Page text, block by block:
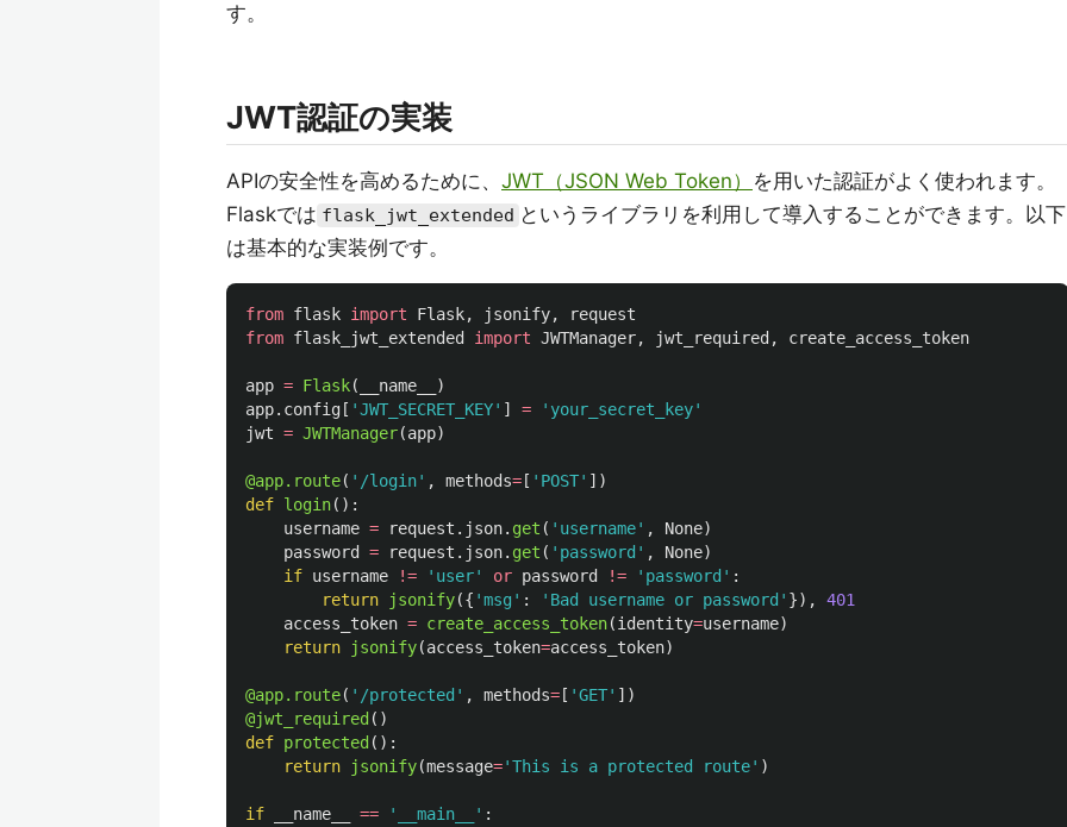
す。
JWT認証の実装
APIの安全性を高めるために、 JWT（JSON Web Token） を用いた認証がよく使われます。
Flaskでは flask_jwt_extended というライブラリを利用して導入することができます。以下
は基本的な実装例です。
from flask import Flask, jsonify,
request
from flask_jwt_extended import JWTManager, jwt_required , create_access_token
app = Flask( __name__
)
app. config [ 'JWT_SECRET_KEY' ] = ' your_secret_key'
jwt = JWTManager(app)
@app.route( ' /login' , methods= [ ' POST' ])
def login():
username = request . json. get ( ' username' , None)
password
= request . json. get ( ' password ' , None)
if username != ' user' or password != ' password ' :
return
jsonify({ 'msg ' : ' Bad username or password ' }),
401
access_token = create_access_token(identity=username)
return
jsonify(access_token=access_token)
@app.route( ' /protected ' , methods= [ 'GET' ])
@jwt_required ()
def protected ():
return
jsonify(message='This is a protected route' )
if __name__ == ' __main__ ' :